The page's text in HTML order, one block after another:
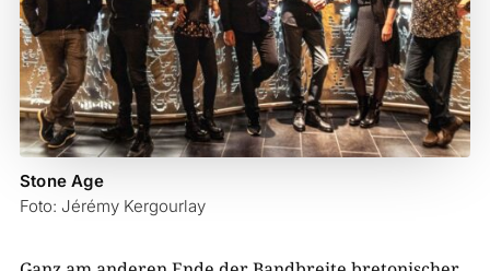
Stone Age
Foto: Jérémy Kergourlay